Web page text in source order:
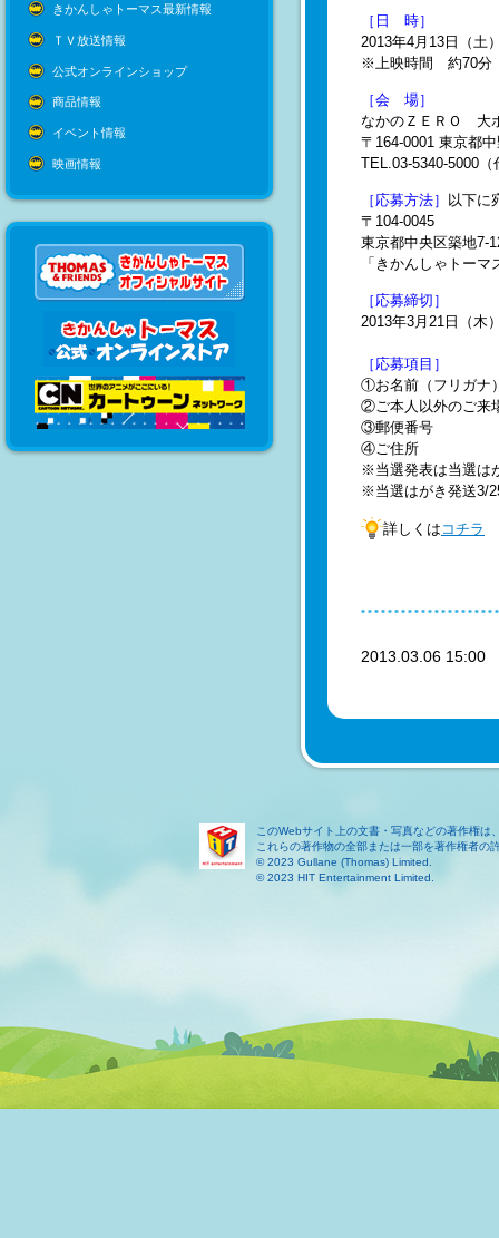
きかんしゃトーマス最新情報
ＴＶ放送情報
公式オンラインショップ
商品情報
イベント情報
映画情報
［日 時］
2013年4月13日（
※上映時間 約70分
［会 場］
なかのＺＥＲＯ 大
〒164-0001 東京都
TEL.03-5340-5000（
［応募方法］
以下に
〒104-0045
東京都中央区築地7-
「きかんしゃトー
［応募締切］
2013年3月21日（
［ 応募項目］
①お名前（フリガナ
②ご本人以外のご来
③郵便番号
④ご住所
※当選発表は当選は
※当選はがき発送3/
詳しくは コチラ
2013.03.06
このWebサイト上の文書・写真などの著作権
これらの著作物の全部または一部を著作権者の
© 2023 Gullane (Thomas) Limited.
© 2023 HIT Entertainment Limited.